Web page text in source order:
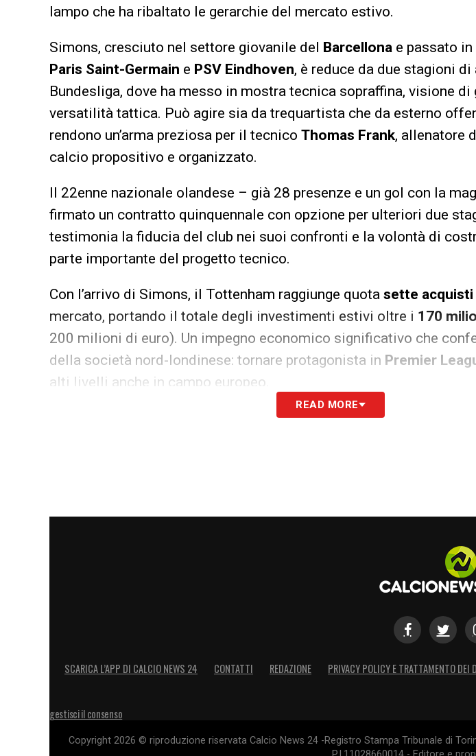
lampo che ha ribaltato le gerarchie del mercato estivo.
Simons, cresciuto nel settore giovanile del Barcellona e passato
Paris Saint-Germain e PSV Eindhoven, è reduce da due stagioni
Bundesliga, dove ha messo in mostra tecnica sopraffina, visione di
versatilità tattica. Può agire sia da trequartista che da esterno
rendono un’arma preziosa per il tecnico Thomas Frank, allenatore
calcio propositivo e organizzato.
Il 22enne nazionale olandese – già 28 presenze e un gol con la
firmato un contratto quinquennale con opzione per ulteriori due
testimonia la fiducia del club nei suoi confronti e la volontà di
parte importante del progetto tecnico.
Con l’arrivo di Simons, il Tottenham raggiunge quota sette acquisti
mercato, portando il totale degli investimenti estivi oltre i 170
200 milioni di euro). Un impegno economico significativo che
della società nord-londinese: tornare protagonista in Premier
alti livelli anche in campo europeo.
L’innesto dell’ex Lipsia arriva in un momento cruciale per gli Spurs,
Il debutto ufficiale del nuovo numero 7 potrebbe avvenire già nelle
Spurs, intanto, sognano che il talento olandese possa diventare il
READ MORE
SCARICA L’APP DI CALCIO NEWS 24 CONTATTI REDAZIONE PRIVACY POLICY E TRATTAMENTO DEI
gestisci il consenso
Copyright 2026 © riproduzione riservata Calcio News 24 -Registro Stampa Tribunale di